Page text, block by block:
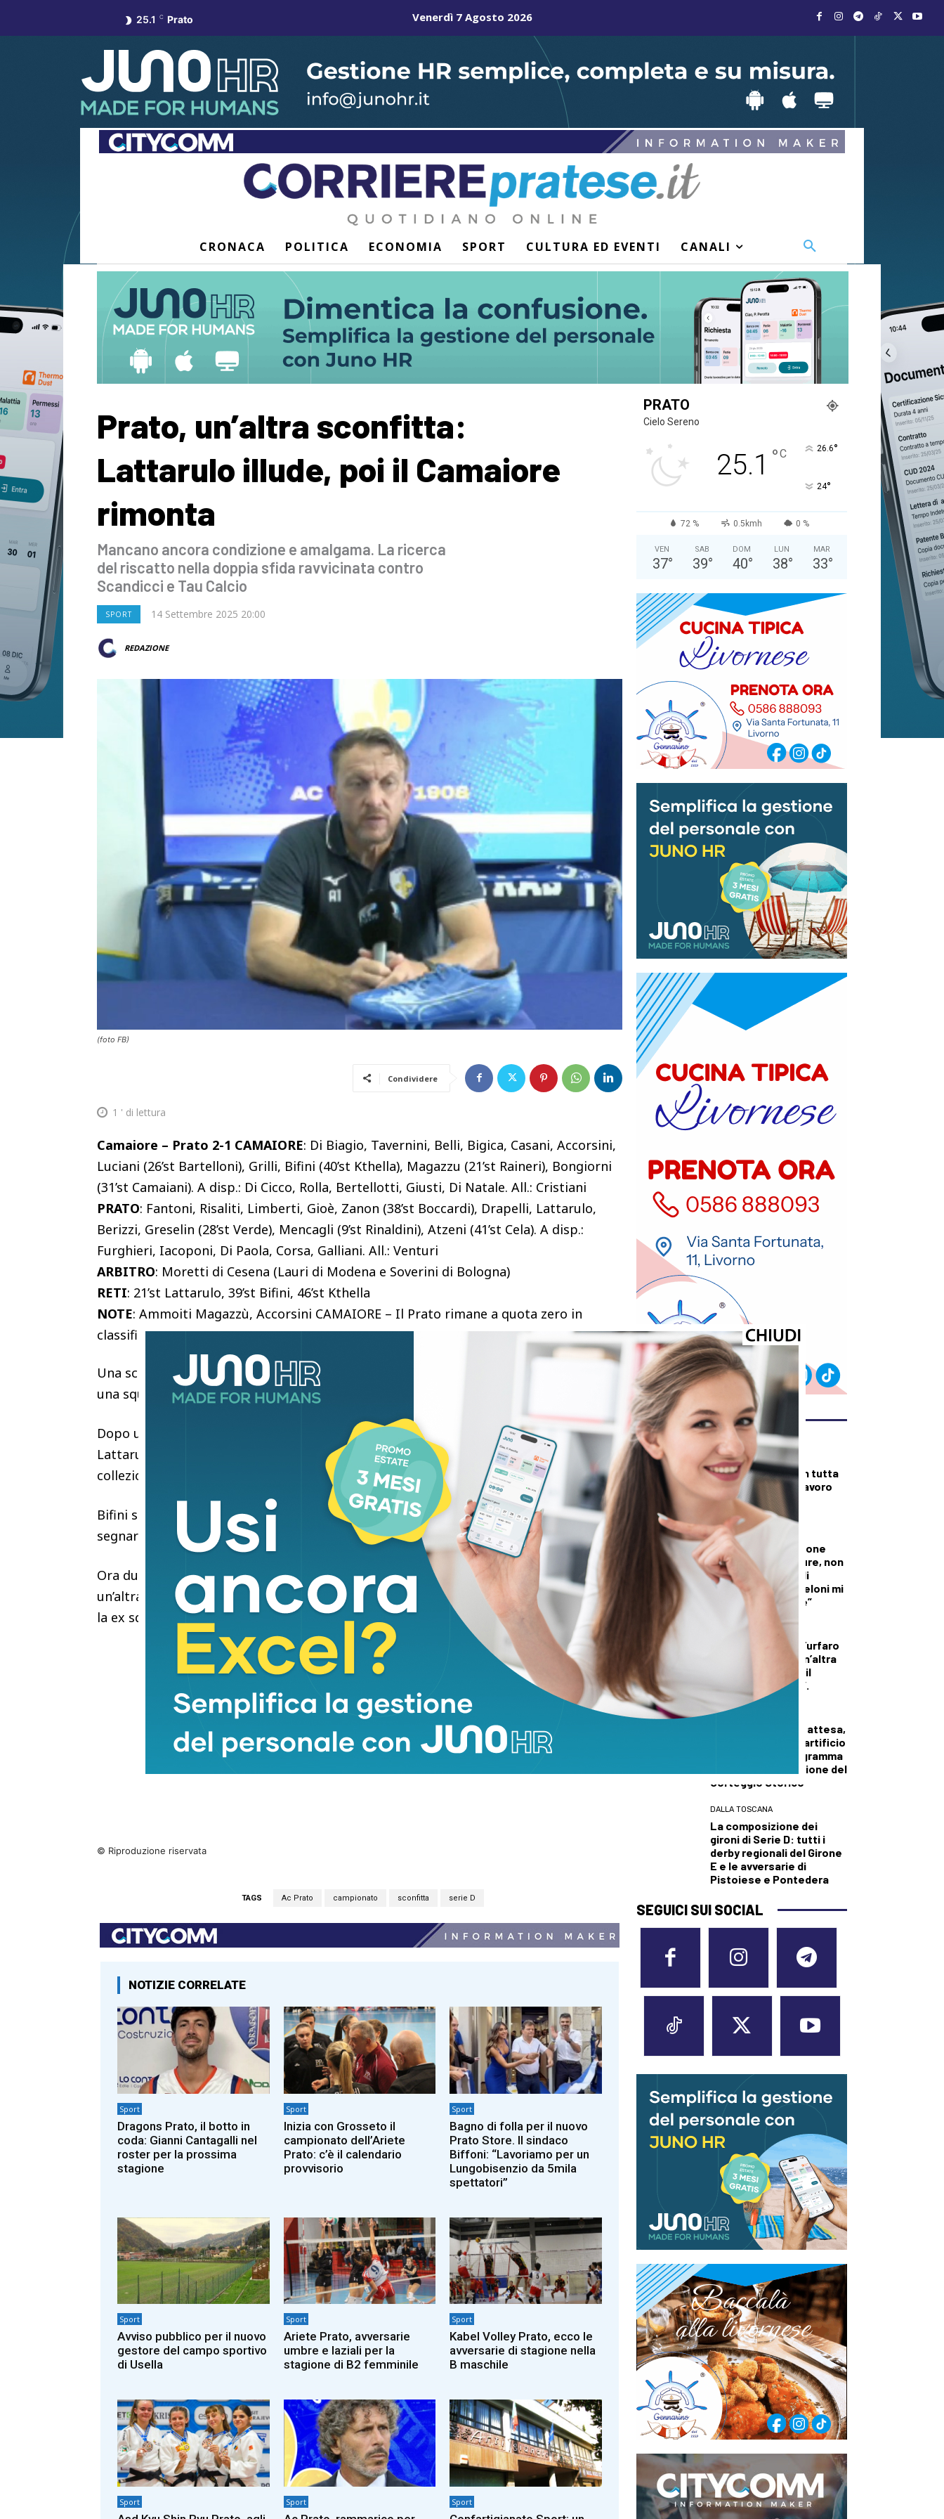
25.1 C Prato Venerdì 7 Agosto 2026
CRONACA POLITICA ECONOMIA SPORT CULTURA ED EVENTI CANALI
Prato, un’altra sconfitta:
Lattarulo illude, poi il Camaiore
rimonta
Mancano ancora condizione e amalgama. La ricerca
del riscatto nella doppia sfida ravvicinata contro
Scandicci e Tau Calcio
SPORT 14 Settembre 2025 20:00
REDAZIONE
(foto FB)
Condividere
1 ' di lettura
Camaiore – Prato 2-1 CAMAIORE: Di Biagio, Tavernini, Belli, Bigica, Casani, Accorsini,
Luciani (26’st Bartelloni), Grilli, Bifini (40’st Kthella), Magazzu (21’st Raineri), Bongiorni
(31’st Camaiani). A disp.: Di Cicco, Rolla, Bertellotti, Giusti, Di Natale. All.: Cristiani
PRATO: Fantoni, Risaliti, Limberti, Gioè, Zanon (38’st Boccardi), Drapelli, Lattarulo,
Berizzi, Greselin (28’st Verde), Mencagli (9’st Rinaldini), Atzeni (41’st Cela). A disp.:
Furghieri, Iacoponi, Di Paola, Corsa, Galliani. All.: Venturi
ARBITRO: Moretti di Cesena (Lauri di Modena e Soverini di Bologna)
RETI: 21’st Lattarulo, 39’st Bifini, 46’st Kthella
NOTE: Ammoiti Magazzù, Accorsini CAMAIORE – Il Prato rimane a quota zero in
classifica perdendo contro la neopromossa Camaiore.
Una sconfitta tutta maturata nel finale a conferma che, forse, la chiave da trovare per
una squadra tutta nuova è quella della condizione fisica e dell’amalgama del gruppo
Dopo un primo tempo equilibrato nella ripresa il Prato mette la testa avanti con
Lattarulo e sembra destinato a controllare il match. Ma il locali non ci stanno a
collezionare la terza sconfitta di fila in gare ufficiali della stagione.
Bifini segna e fa 1-1: dopo il gol fa posto a Kthella ed è proprio lui, nel recupero, a
segnare il 2-1 finale.
Ora due gare ravvicinate per il riscatto: l’anticipo di sabato contro lo Scandicci,
un’altra neopromossa e l’infrasettimanale del 24 settembre ad Altopascio con il Tau,
la ex squadra di mister Venturi.
© Riproduzione riservata
TAGS Ac Prato campionato sconfitta serie D
NOTIZIE CORRELATE
Sport
Dragons Prato, il botto in
coda: Gianni Cantagalli nel
roster per la prossima
stagione
Sport
Inizia con Grosseto il
campionato dell’Ariete
Prato: c’è il calendario
provvisorio
Sport
Bagno di folla per il nuovo
Prato Store. Il sindaco
Biffoni: “Lavoriamo per un
Lungobisenzio da 5mila
spettatori”
Sport
Avviso pubblico per il nuovo
gestore del campo sportivo
di Usella
Sport
Ariete Prato, avversarie
umbre e laziali per la
stagione di B2 femminile
Sport
Kabel Volley Prato, ecco le
avversarie di stagione nella
B maschile
Sport Sport Sport
PRATO
Cielo Sereno
25.1 °C 26.6°
24°
72 % 0.5kmh 0 %
VEN
37°
SAB
39°
DOM
40°
LUN
38°
MAR
33°
ULTIMI ARTICOLI
DALLA TOSCANA
Fiamme di bosco in tutta
la Regione, superlavoro
per l’Aib
DALLA TOSCANA
Conte in commissione
Covid: “Scavate pure, non
troverete niente di
illecito su di me. Meloni mi
diede del criminale”
Carcere di Prato, Furfaro
e di Sanzo (PD): “Un’altra
morte alla Dogaia, il
Governo ha fallito”.
CULTURA ED EVENTI
Dopo sette anni di attesa,
tornano i fuochi d’artificio
a suggellare il programma
della 59esima edizione del
Corteggio Storico
DALLA TOSCANA
La composizione dei
gironi di Serie D: tutti i
derby regionali del Girone
E e le avversarie di
Pistoiese e Pontedera
SEGUICI SUI SOCIAL